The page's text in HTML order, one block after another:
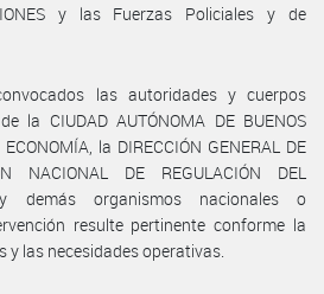
y las Fuerzas Policiales y de
las autoridades y cuerpos
la CIUDAD AUTÓNOMA DE BUENOS
la DIRECCIÓN GENERAL DE
NACIONAL DE REGULACIÓN DEL
y demás organismos nacionales o
resulte pertinente conforme la
y las necesidades operativas.